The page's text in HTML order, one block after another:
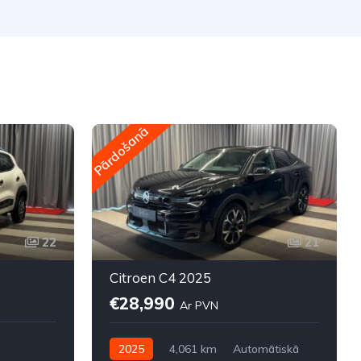
22
Pārdošanā
21
Citroen C4 2025
€28,990 Ar PVN
2025 4,061 km Automātiskā